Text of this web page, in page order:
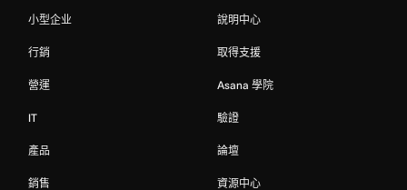
小型企业
行銷
營運
IT
產品
銷售
說明中心
取得支援
Asana 學院
驗證
論壇
資源中心